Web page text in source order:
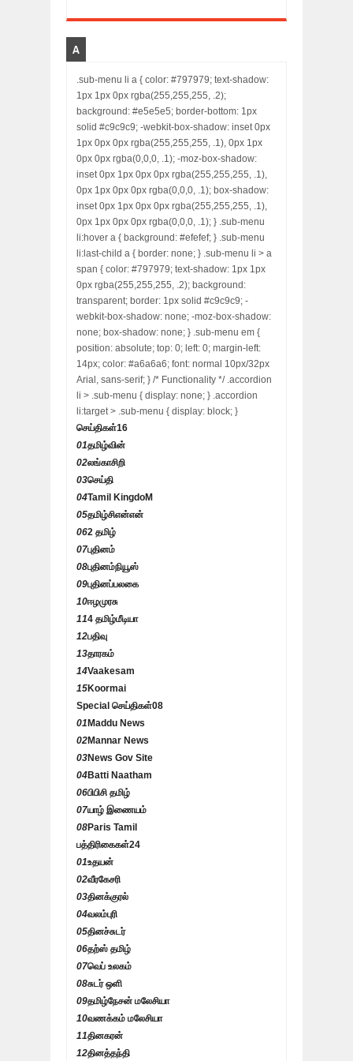
A
.sub-menu li a { color: #797979; text-shadow:
1px 1px 0px rgba(255,255,255, .2);
background: #e5e5e5; border-bottom: 1px
solid #c9c9c9; -webkit-box-shadow: inset 0px
1px 0px 0px rgba(255,255,255, .1), 0px 1px
0px 0px rgba(0,0,0, .1); -moz-box-shadow:
inset 0px 1px 0px 0px rgba(255,255,255, .1),
0px 1px 0px 0px rgba(0,0,0, .1); box-shadow:
inset 0px 1px 0px 0px rgba(255,255,255, .1),
0px 1px 0px 0px rgba(0,0,0, .1); } .sub-menu
li:hover a { background: #efefef; } .sub-menu
li:last-child a { border: none; } .sub-menu li > a
span { color: #797979; text-shadow: 1px 1px
0px rgba(255,255,255, .2); background:
transparent; border: 1px solid #c9c9c9; -
webkit-box-shadow: none; -moz-box-shadow:
none; box-shadow: none; } .sub-menu em {
position: absolute; top: 0; left: 0; margin-left:
14px; color: #a6a6a6; font: normal 10px/32px
Arial, sans-serif; } /* Functionality */ .accordion
li > .sub-menu { display: none; } .accordion
li:target > .sub-menu { display: block; }
செய்திகள்16
01தமிழ்வின்
02லங்காசிறி
03செய்தி
04Tamil KingdoM
05தமிழ்சிஎன்என்
062 தமிழ்
07புதினம்
08புதினம்நியூஸ்
09புதினப்பலகை
10ஈழமுரசு
114 தமிழ்மீடியா
12பதிவு
13தாரகம்
14Vaakesam
15Koormai
Special செய்திகள்08
01 Maddu News
02Mannar News
03News Gov Site
04Batti Naatham
06பிபிசி தமிழ்
07யாழ் இணையம்
08Paris Tamil
பத்திரிகைகள்24
01உதயன்
02வீரகேசரி
03தினக்குரல்
04வலம்புரி
05தினச்சுடர்
06தற்ஸ் தமிழ்
07வெப் உலகம்
08சுடர் ஒளி
09தமிழ்நேசன் மலேசியா
10வணக்கம் மலேசியா
11தினகரன்
12தினத்தந்தி